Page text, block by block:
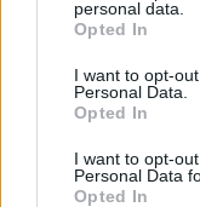
grant or deny
use your data for
consent section.
personal data.
Opted In
I want to opt-
Personal Data.
Opted In
I want to opt-
Personal Data
Opted In
lajkovanja i
Do sledećeg
Ako vam se
lajkanjem i